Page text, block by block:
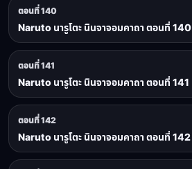
ตอนที่ 140
Naruto นารูโตะ นินจาจอมคาถา ตอนที่ 140
ตอนที่ 141
Naruto นารูโตะ นินจาจอมคาถา ตอนที่ 141
ตอนที่ 142
Naruto นารูโตะ นินจาจอมคาถา ตอนที่ 142